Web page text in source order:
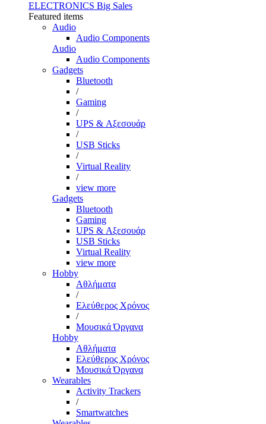
ELECTRONICS Big Sales
Featured items
Audio
Audio Components
Audio
Audio Components
Gadgets
Bluetooth
/
Gaming
/
UPS & Αξεσουάρ
/
USB Sticks
/
Virtual Reality
/
view more
Gadgets
Bluetooth
Gaming
UPS & Αξεσουάρ
USB Sticks
Virtual Reality
view more
Hobby
Αθλήματα
/
Ελεύθερος Χρόνος
/
Μουσικά Όργανα
Hobby
Αθλήματα
Ελεύθερος Χρόνος
Μουσικά Όργανα
Wearables
Activity Trackers
/
Smartwatches